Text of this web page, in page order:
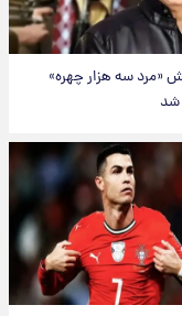
«مرد سه هزار چهره»